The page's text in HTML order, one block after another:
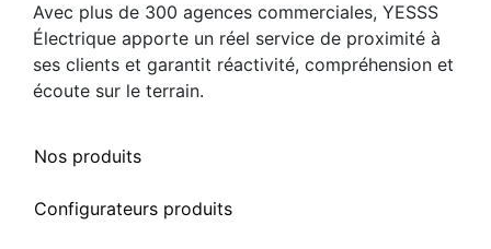
Avec plus de 300 agences commerciales, YESSS
Électrique apporte un réel service de proximité à
ses clients et garantit réactivité, compréhension et
écoute sur le terrain.
Nos produits
Configurateurs produits